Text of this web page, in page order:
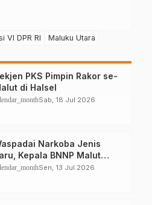
VI DPR RI Maluku Utara
PKS Pimpin Rakor se-
di Halsel
Sab, 18 Jul 2026
Narkoba Jenis
Kepala BNNP Malut
Capaska Ternate
Sen, 13 Jul 2026